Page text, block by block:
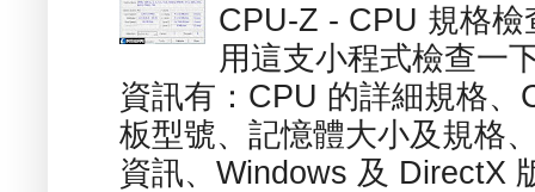
CPU-Z - CPU 規格
用這支小程式檢查一
資訊有：CPU 的詳細規格
板型號、記憶體大小及規格
資訊、Windows 及 DirectX